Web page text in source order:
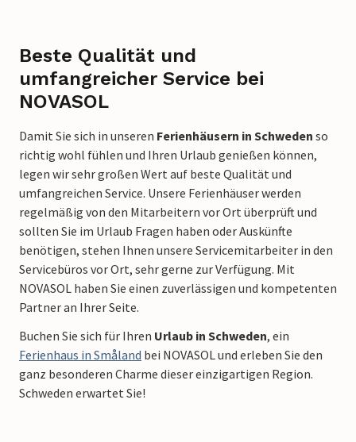
Beste Qualität und
umfangreicher Service bei
NOVASOL
Damit Sie sich in unseren Ferienhäusern in Schweden so
richtig wohl fühlen und Ihren Urlaub genießen können,
legen wir sehr großen Wert auf beste Qualität und
umfangreichen Service. Unsere Ferienhäuser werden
regelmäßig von den Mitarbeitern vor Ort überprüft und
sollten Sie im Urlaub Fragen haben oder Auskünfte
benötigen, stehen Ihnen unsere Servicemitarbeiter in den
Servicebüros vor Ort, sehr gerne zur Verfügung. Mit
NOVASOL haben Sie einen zuverlässigen und kompetenten
Partner an Ihrer Seite.
Buchen Sie sich für Ihren Urlaub in Schweden, ein
Ferienhaus in Småland bei NOVASOL und erleben Sie den
ganz besonderen Charme dieser einzigartigen Region.
Schweden erwartet Sie!